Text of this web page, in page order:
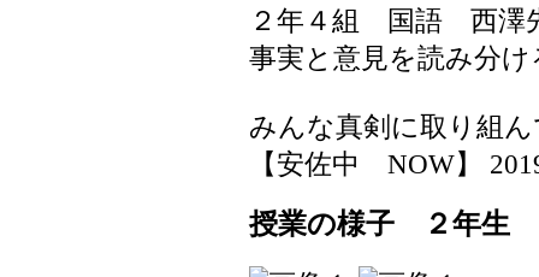
２年４組 国語 西澤
事実と意見を読み分け
みんな真剣に取り組
【安佐中 NOW】
授業の様子 ２年生